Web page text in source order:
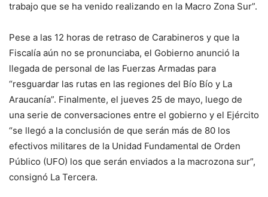
trabajo que se ha venido realizando en la Macro Zona Sur”.
Pese a las 12 horas de retraso de Carabineros y que la
Fiscalía aún no se pronunciaba, el Gobierno anunció la
llegada de personal de las Fuerzas Armadas para
“resguardar las rutas en las regiones del Bío Bío y La
Araucanía”. Finalmente, el jueves 25 de mayo, luego de
una serie de conversaciones entre el gobierno y el Ejército
“se llegó a la conclusión de que serán más de 80 los
efectivos militares de la Unidad Fundamental de Orden
Público (UFO) los que serán enviados a la macrozona sur”,
consignó La Tercera.